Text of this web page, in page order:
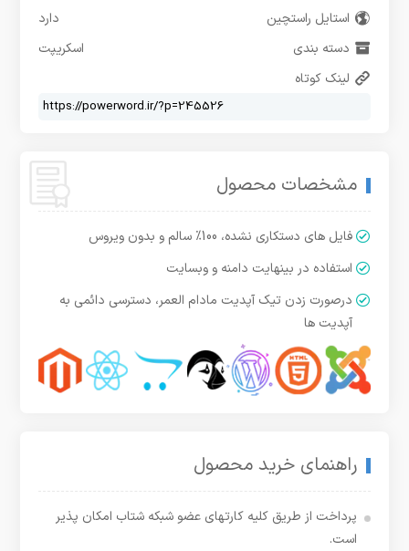
استایل راستچین
دارد
دسته بندی
اسکریپت
لینک کوتاه
مشخصات محصول
فایل های دستکاری نشده، 100% سالم و بدون ویروس
استفاده در بینهایت دامنه و وبسایت
درصورت زدن تیک آپدیت مادام العمر، دسترسی دائمی به
آپدیت ها
راهنمای خرید محصول
پرداخت از طریق کلیه کارتهای عضو شبکه شتاب امکان پذیر
است.